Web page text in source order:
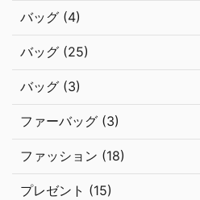
バッグ (4)
バッグ (25)
バッグ (3)
ファーバッグ (3)
ファッション (18)
プレゼント (15)